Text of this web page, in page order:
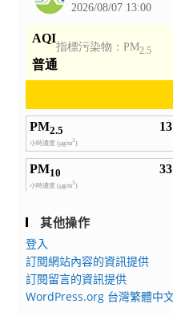
其他操作
登入
訂閱網站內容的資訊提供
訂閱留言的資訊提供
WordPress.org 台灣繁體中